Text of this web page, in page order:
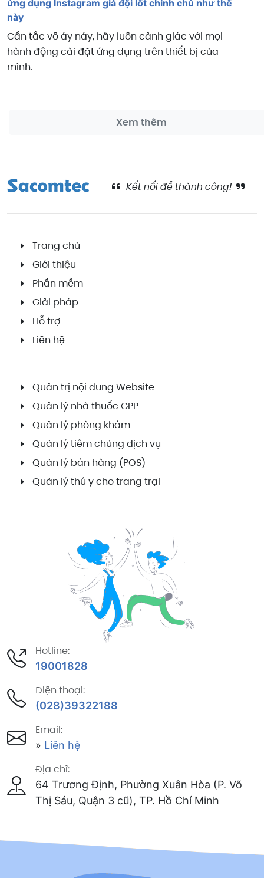
ứng dụng Instagram giả đội lốt chính chủ như thế
này
Cẩn tắc vô áy náy, hãy luôn cảnh giác với mọi
hành động cài đặt ứng dụng trên thiết bị của
mình.
Xem thêm
Kết nối để thành công!
Trang chủ
Giới thiệu
Phần mềm
Giải pháp
Hỗ trợ
Liên hệ
Quản trị nội dung Website
Quản lý nhà thuốc GPP
Quản lý phòng khám
Quản lý tiêm chủng dịch vụ
Quản lý bán hàng (POS)
Quản lý thú y cho trang trại
Hotline:
19001828
Điện thoại:
(028)39322188
Email:
» Liên hệ
Địa chỉ:
64 Trương Định, Phường Xuân Hòa (P. Võ
Thị Sáu, Quận 3 cũ), TP. Hồ Chí Minh